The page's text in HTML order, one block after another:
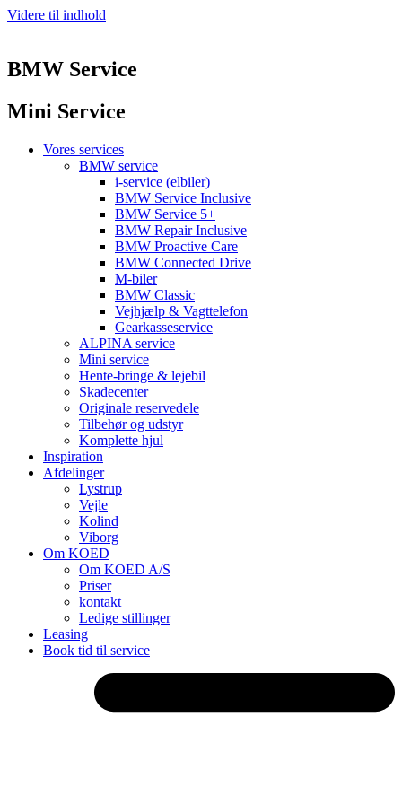
Videre til indhold
BMW Service
Mini Service
Vores services
BMW service
i-service (elbiler)
BMW Service Inclusive
BMW Service 5+
BMW Repair Inclusive
BMW Proactive Care
BMW Connected Drive
M-biler
BMW Classic
Vejhjælp & Vagttelefon
Gearkasseservice
ALPINA service
Mini service
Hente-bringe & lejebil
Skadecenter
Originale reservedele
Tilbehør og udstyr
Komplette hjul
Inspiration
Afdelinger
Lystrup
Vejle
Kolind
Viborg
Om KOED
Om KOED A/S
Priser
kontakt
Ledige stillinger
Leasing
Book tid til service